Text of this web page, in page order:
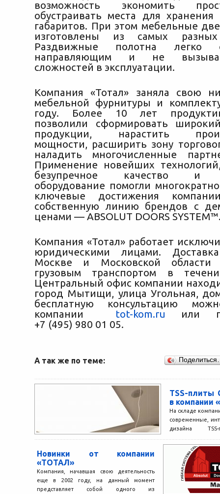
возможность экономить
обустраивать места для
габаритов. При этом мебельные
изготовлены из самых разных
Раздвижные полотна легко
направляющим и не
сложностей в эксплуатации.
Компания «Тотал» заняла свою
мебельной фурнитуры и
году. Более 10 лет
позволили сформировать
продукции, нарастить
мощности, расширить зону
наладить многочисленные
Применение новейших
безупречное качество и
оборудование помогли
ключевые достижения
собственную линию брендов с
ценами — ABSOLUT DOORS
Компания «Тотал» работает
юридическими лицами.
Москве и Московской области
грузовым транспортом в
Центральный офис компании
город Мытищи, улица Угольная,
бесплатную консультацию
компании tot-kom.ru или
+7 (495) 980 01 05.
А так же по теме:
TSS-плиты
в компании
На складе
современные,
дизайна TSS-
25 декоров....
Новинки от компании
«ТОТАЛ»
Компания, начавшая свою деятельность
еще в 2002 году, на данный момент
представляет собой одного из